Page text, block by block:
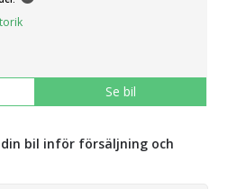
Se bil
bil inför försäljning och